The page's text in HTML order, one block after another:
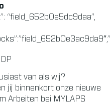
“field_652b0e5dc9daa”,
van als wij?
jij binnenkort onze nieuwe
Arbeiten bei MYLAPS